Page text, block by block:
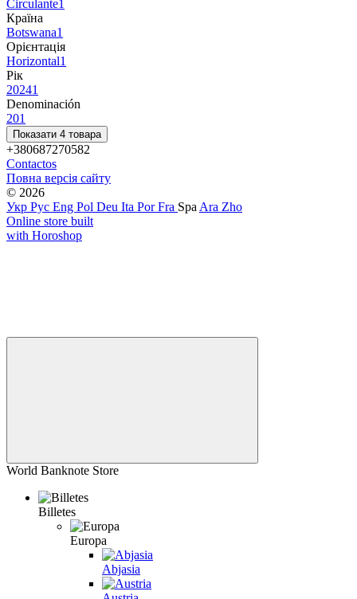
Circulante1
Країна
Botswana1
Орієнтація
Horizontal1
Рік
20241
Denominación
201
Показати 4 товара
+380687270582
Contactos
Повна версія сайту
© 2026
Укр Рус Eng Pol Deu Ita PorFra Spa Ara Zho
Online store built
with Horoshop
World Banknote Store
Billetes
Europa
Abjasia